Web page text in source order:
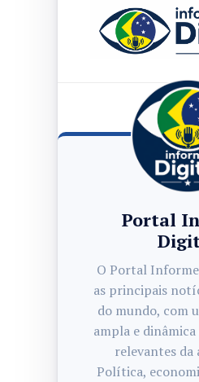
Portal
O Portal
as principais
do mundo, com
ampla e
relevantes da
Política,